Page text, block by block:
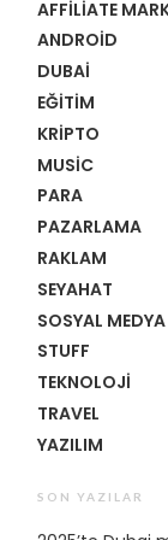
AFFILIATE
ANDROID
DUBAI
EĞITIM
KRIPTO
MUSIC
PARA
PAZARLAMA
RAKLAM
SEYAHAT
SOSYAL MEDYA
STUFF
TEKNOLOJI
TRAVEL
YAZILIM
SON YAZILAR